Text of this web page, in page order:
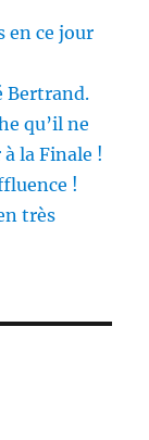
en ce jour
Bertrand.
qu’il ne
la Finale !
!
très